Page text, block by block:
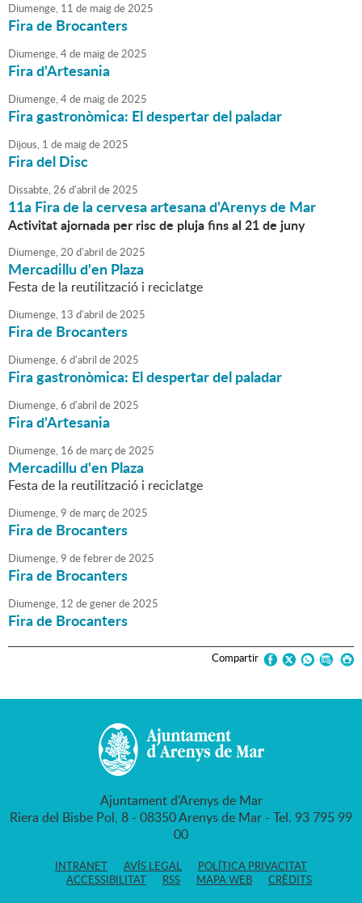
Diumenge, 11 de maigde2025
Fira de Brocanters
Diumenge,4de maigde2025
Fira d'Artesania
Diumenge,4de maigde2025
Fira gastronòmica: El despertar del paladar
Dijous, 1 de maigde2025
Fira del Disc
Dissabte,26 d'abril de2025
11a Fira de la cervesa artesana d'Arenys de Mar
Activitat ajornada per risc de pluja fins al 21 de juny
Diumenge,20 d'abril de2025
Mercadillu d'en Plaza
Festa de la reutilització i reciclatge
Diumenge, 13 d'abril de2025
Fira de Brocanters
Diumenge,6 d'abril de2025
Fira gastronòmica: El despertar del paladar
Diumenge,6 d'abril de2025
Fira d'Artesania
Diumenge, 16 de marçde2025
Mercadillu d'en Plaza
Festa de la reutilització i reciclatge
Diumenge,9 de marçde2025
Fira de Brocanters
Diumenge,9 defebrerde2025
Fira de Brocanters
Diumenge, 12 degenerde2025
Fira de Brocanters
Compartir
Ajuntament d'Arenys de Mar
Riera del Bisbe Pol, 8 - 08350 Arenys de Mar - Tel. 93 795 99
00
INTRANET AVÍS LEGAL
POLÍTICA PRIVACITAT
ACCESSIBILITAT
RSS MAPA WEB CRÈDITS